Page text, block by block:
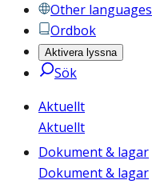
Other languages
Ordbok
Aktivera lyssna
Sök
Aktuellt
Aktuellt
Dokument & lagar
Dokument & lagar